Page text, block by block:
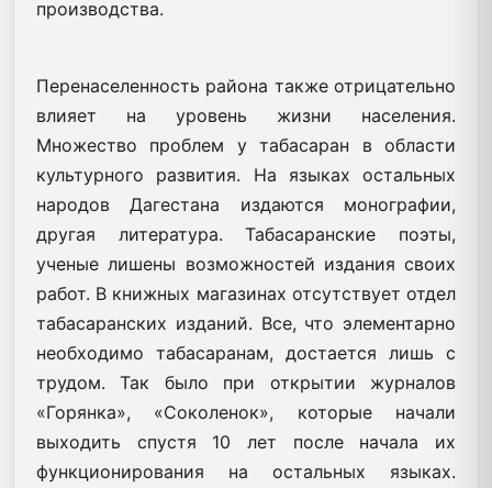
производства.
Перенаселенность района также отрицательно
влияет на уровень жизни населения.
Множество проблем у табасаран в области
культурного развития. На языках остальных
народов Дагестана издаются монографии,
другая литература. Табасаранские поэты,
ученые лишены возможностей издания своих
работ. В книжных магазинах отсутствует отдел
табасаранских изданий. Все, что элементарно
необходимо табасаранам, достается лишь с
трудом. Так было при открытии журналов
«Горянка», «Соколенок», которые начали
выходить спустя 10 лет после начала их
функционирования на остальных языках.